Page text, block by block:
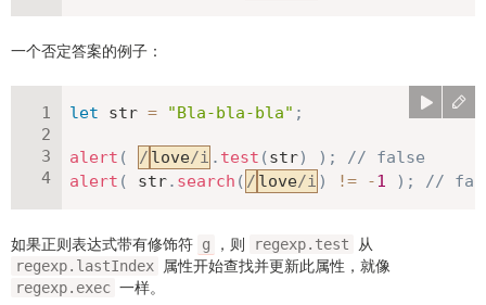
一个否定答案的例子：
let str = "Bla-bla-bla" ;
alert ( / love/i . test (str) ) ;
// false
alert ( str. search ( / love/i ) != -1 ) ; //
如果正则表达式带有修饰符 g ，则 regexp.test 从
regexp.lastIndex 属性开始查找并更新此属性，就像
regexp.exec 一样。